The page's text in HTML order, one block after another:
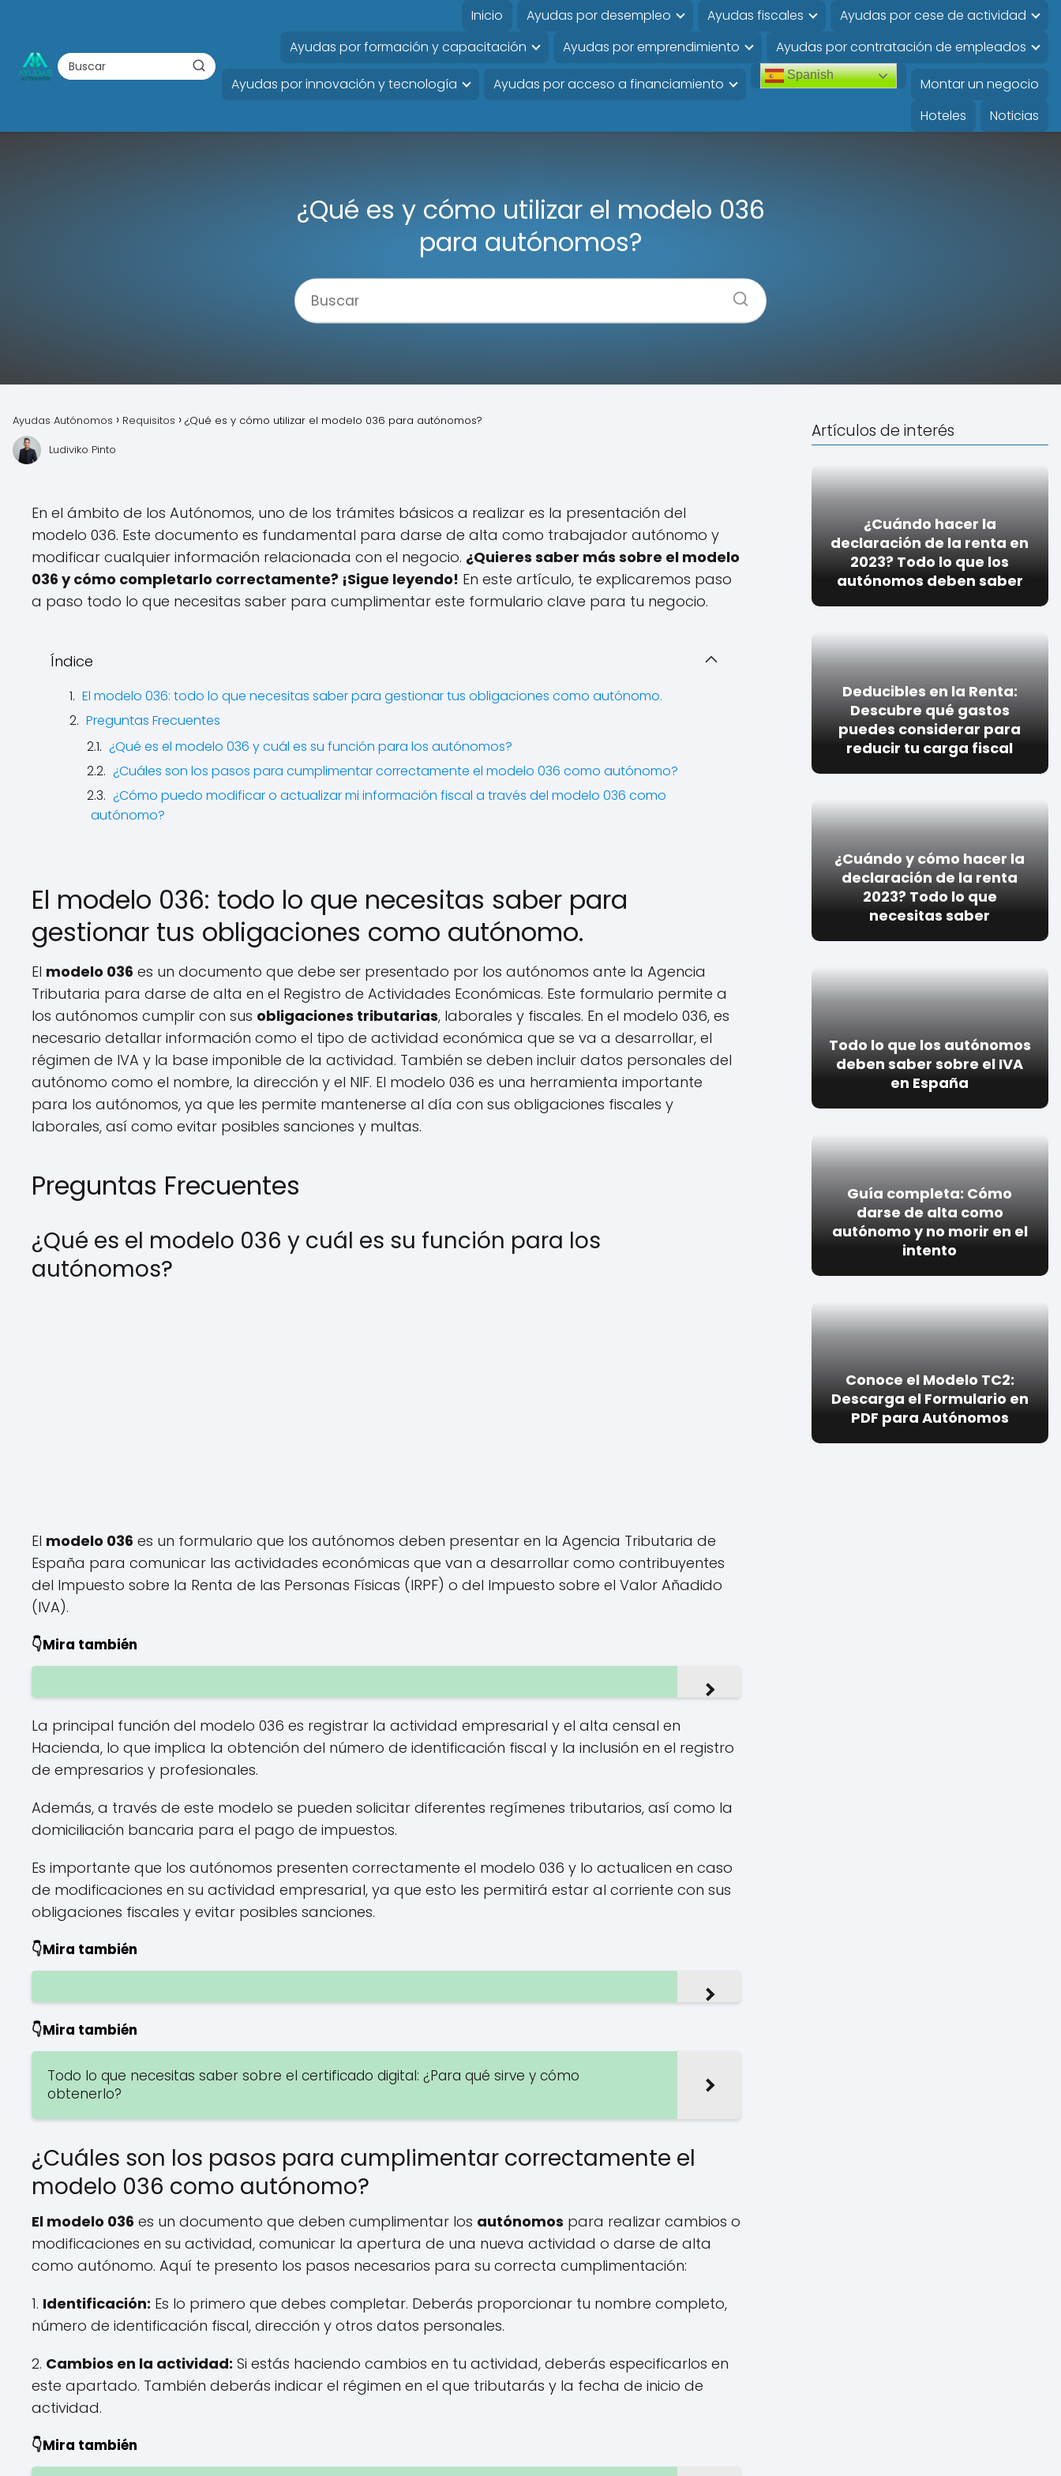
Inicio Ayudas por desempleo Ayudas fiscales
Ayudas por cese de actividad
Ayudas por formación y capacitación
Ayudas por emprendimiento Ayudas por contratación de empleados
Ayudas por innovación y tecnología Ayudas por acceso a financiamiento
Spanish
Montar un negocio
Hoteles
Noticias
¿Qué es y cómo utilizar el modelo 036
para autónomos?
Ayudas Autónomos Requisitos
¿Qué es y cómo utilizar el modelo 036 para autónomos?
Ludiviko Pinto
En el ámbito de los Autónomos, uno de los trámites básicos a realizar es la presentación del
modelo 036. Este documento es fundamental para darse de alta como trabajador autónomo y
modificar cualquier información relacionada con el negocio. ¿Quieres saber más sobre el modelo
036 y cómo completarlo correctamente? ¡Sigue leyendo! En este artículo, te explicaremos paso
a paso todo lo que necesitas saber para cumplimentar este formulario clave para tu negocio.
Índice
El modelo 036: todo lo que necesitas saber para gestionar tus obligaciones como autónomo.
Preguntas Frecuentes
¿Qué es el modelo 036 y cuál es su función para los autónomos?
¿Cuáles son los pasos para cumplimentar correctamente el modelo 036 como autónomo?
¿Cómo puedo modificar o actualizar mi información fiscal a través del modelo 036 como
autónomo?
El modelo 036: todo lo que necesitas saber para
gestionar tus obligaciones como autónomo.
El modelo 036 es un documento que debe ser presentado por los autónomos ante la Agencia
Tributaria para darse de alta en el Registro de Actividades Económicas. Este formulario permite a
los autónomos cumplir con sus obligaciones tributarias, laborales y fiscales. En el modelo 036, es
necesario detallar información como el tipo de actividad económica que se va a desarrollar, el
régimen de IVA y la base imponible de la actividad. También se deben incluir datos personales del
autónomo como el nombre, la dirección y el NIF. El modelo 036 es una herramienta importante
para los autónomos, ya que les permite mantenerse al día con sus obligaciones fiscales y
laborales, así como evitar posibles sanciones y multas.
Preguntas Frecuentes
¿Qué es el modelo 036 y cuál es su función para los
autónomos?
El modelo 036 es un formulario que los autónomos deben presentar en la Agencia Tributaria de
España para comunicar las actividades económicas que van a desarrollar como contribuyentes
del Impuesto sobre la Renta de las Personas Físicas (IRPF) o del Impuesto sobre el Valor Añadido
(IVA).
👇Mira también
La principal función del modelo 036 es registrar la actividad empresarial y el alta censal en
Hacienda, lo que implica la obtención del número de identificación fiscal y la inclusión en el registro
de empresarios y profesionales.
Además, a través de este modelo se pueden solicitar diferentes regímenes tributarios, así como la
domiciliación bancaria para el pago de impuestos.
Es importante que los autónomos presenten correctamente el modelo 036 y lo actualicen en caso
de modificaciones en su actividad empresarial, ya que esto les permitirá estar al corriente con sus
obligaciones fiscales y evitar posibles sanciones.
👇Mira también
👇Mira también
Todo lo que necesitas saber sobre el certificado digital: ¿Para qué sirve y cómo
obtenerlo?
¿Cuáles son los pasos para cumplimentar correctamente el
modelo 036 como autónomo?
El modelo 036 es un documento que deben cumplimentar los autónomos para realizar cambios o
modificaciones en su actividad, comunicar la apertura de una nueva actividad o darse de alta
como autónomo. Aquí te presento los pasos necesarios para su correcta cumplimentación:
1. Identificación: Es lo primero que debes completar. Deberás proporcionar tu nombre completo,
número de identificación fiscal, dirección y otros datos personales.
2. Cambios en la actividad: Si estás haciendo cambios en tu actividad, deberás especificarlos en
este apartado. También deberás indicar el régimen en el que tributarás y la fecha de inicio de
actividad.
👇Mira también
Artículos de interés
¿Cuándo hacer la
declaración de la renta en
2023? Todo lo que los
autónomos deben saber
Deducibles en la Renta:
Descubre qué gastos
puedes considerar para
reducir tu carga fiscal
¿Cuándo y cómo hacer la
declaración de la renta
2023? Todo lo que
necesitas saber
Todo lo que los autónomos
deben saber sobre el IVA
en España
Guía completa: Cómo
darse de alta como
autónomo y no morir en el
intento
Conoce el Modelo TC2:
Descarga el Formulario en
PDF para Autónomos